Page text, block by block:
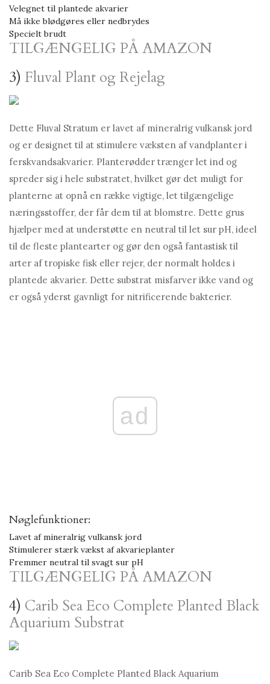
Velegnet til plantede akvarier
Må ikke blødgøres eller nedbrydes
Specielt brudt
TILGÆNGELIG PÅ AMAZON
3) Fluval Plant og Rejelag
Dette Fluval Stratum er lavet af mineralrig vulkansk jord
og er designet til at stimulere væksten af ​​vandplanter i
ferskvandsakvarier. Planterødder trænger let ind og
spreder sig i hele substratet, hvilket gør det muligt for
planterne at opnå en række vigtige, let tilgængelige
næringsstoffer, der får dem til at blomstre. Dette grus
hjælper med at understøtte en neutral til let sur pH, ideel
til de fleste plantearter og gør den også fantastisk til
arter af tropiske fisk eller rejer, der normalt holdes i
plantede akvarier. Dette substrat misfarver ikke vand og
er også yderst gavnligt for nitrificerende bakterier.
ad
Nøglefunktioner:
Lavet af mineralrig vulkansk jord
Stimulerer stærk vækst af akvarieplanter
Fremmer neutral til svagt sur pH
TILGÆNGELIG PÅ AMAZON
4) Carib Sea Eco Complete Planted Black
Aquarium Substrat
Carib Sea Eco Complete Planted Black Aquarium